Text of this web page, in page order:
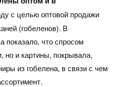
с целью оптовой продажи
(гобеленов). В
показало, что спросом
но и картины, покрывала,
из гобелена, в связи с чем